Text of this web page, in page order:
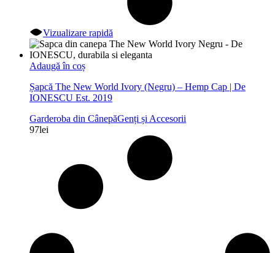
Vizualizare rapidă
Adaugă în coș
Șapcă The New World Ivory (Negru) – Hemp Cap | De
IONESCU Est. 2019
Garderoba din CânepăGenți și Accesorii
97lei